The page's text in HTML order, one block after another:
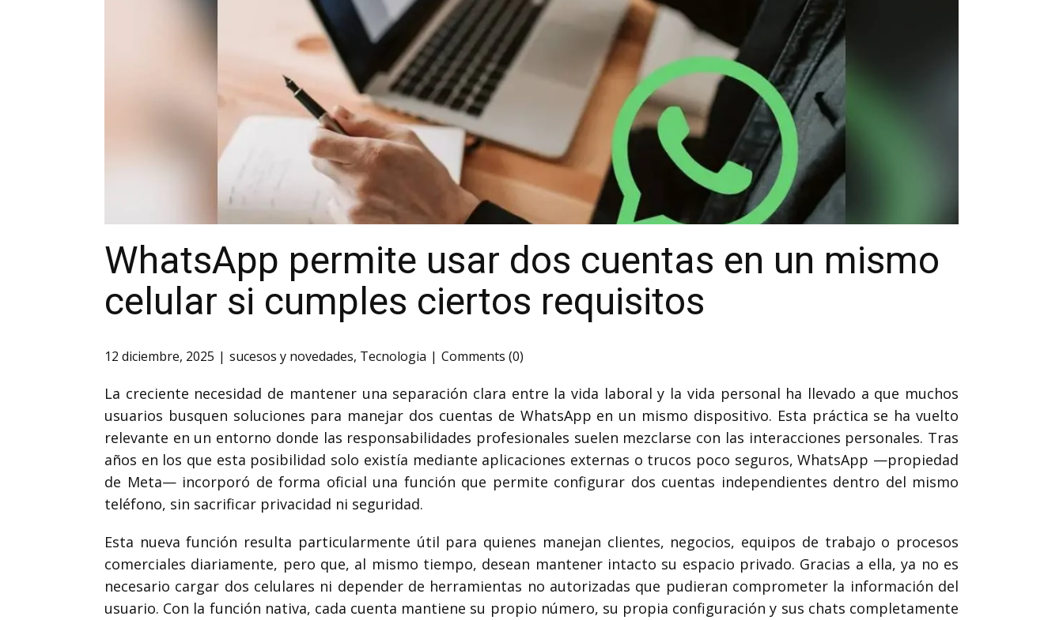
WhatsApp permite usar dos cuentas en un mismo
celular si cumples ciertos requisitos
12 diciembre, 2025 sucesos y novedades, Tecnologia Comments (0)
La creciente necesidad de mantener una separación clara entre la vida laboral y la vida personal ha llevado a que muchos
usuarios busquen soluciones para manejar dos cuentas de WhatsApp en un mismo dispositivo. Esta práctica se ha vuelto
relevante en un entorno donde las responsabilidades profesionales suelen mezclarse con las interacciones personales. Tras
años en los que esta posibilidad solo existía mediante aplicaciones externas o trucos poco seguros, WhatsApp —propiedad
de Meta— incorporó de forma oficial una función que permite configurar dos cuentas independientes dentro del mismo
teléfono, sin sacrificar privacidad ni seguridad.
Esta nueva función resulta particularmente útil para quienes manejan clientes, negocios, equipos de trabajo o procesos
comerciales diariamente, pero que, al mismo tiempo, desean mantener intacto su espacio privado. Gracias a ella, ya no es
necesario cargar dos celulares ni depender de herramientas no autorizadas que pudieran comprometer la información del
usuario. Con la función nativa, cada cuenta mantiene su propio número, su propia configuración y sus chats completamente